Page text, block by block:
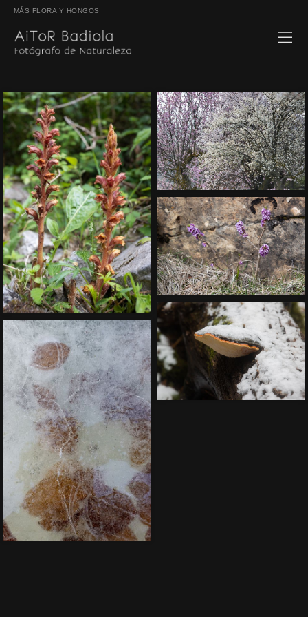
MÁS FLORA Y HONGOS